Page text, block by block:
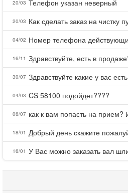
20/03 Телефон указан неверный
20/03 Как сделать заказ на чистку
04/02
16/11
30/07 Здравствуйте какие у вас
04/03 CS 58100 подойдет????
06/07
18/01
16/01